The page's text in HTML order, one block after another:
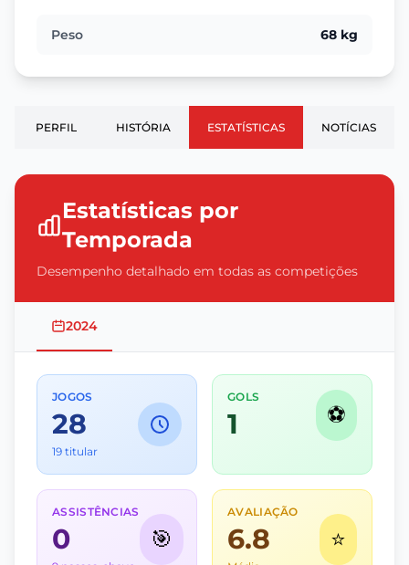
Peso 68 kg
PERFIL HISTÓRIA ESTATÍSTICAS NOTÍCIAS
Estatísticas por
Temporada
Desempenho detalhado em todas as competições
2024
JOGOS
28
19 titular
GOLS
1 ⚽
ASSISTÊNCIAS
0 🎯
AVALIAÇÃO
6.8 ⭐